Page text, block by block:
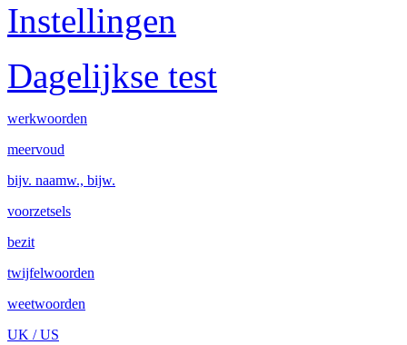
Instellingen
Dagelijkse test
werkwoorden
meervoud
bijv. naamw., bijw.
voorzetsels
bezit
twijfelwoorden
weetwoorden
UK / US